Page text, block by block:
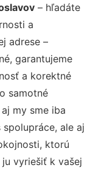
– hľadáte
a
adrese –
garantujeme
a korektné
samotné
my sme iba
ale aj
ktorú
vyriešiť k vašej